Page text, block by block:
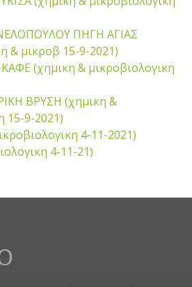
ΠΗΓΗ ΑΓΙΑΣ
& μικροβ 15-9-2021)
(χημικη & μικροβιολογικη
ΒΡΥΣΗ (χημικη &
15-9-2021)
4-11-2021)
4-11-21)